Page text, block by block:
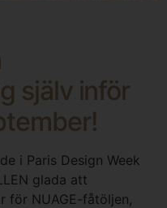
själv inför
i Paris Design Week
glada att
för NUAGE-fåtöljen,